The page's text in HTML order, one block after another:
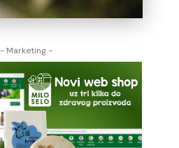
- Marketing -